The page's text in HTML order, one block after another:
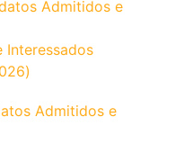
Admitidos e
Interessados
Admitidos e